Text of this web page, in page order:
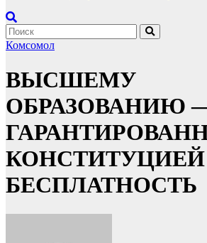
Комсомол
ВЫСШЕМУ
ОБРАЗОВАНИЮ
КОНСТИТУЦИЕЙ
БЕСПЛАТНОСТЬ